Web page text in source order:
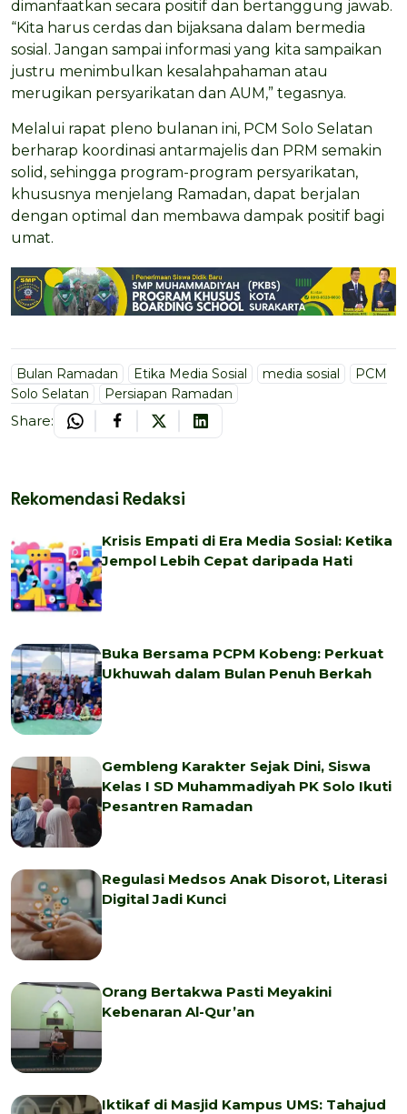
dimanfaatkan secara positif dan bertanggung jawab.
“Kita harus cerdas dan bijaksana dalam bermedia
sosial. Jangan sampai informasi yang kita sampaikan
justru menimbulkan kesalahpahaman atau
merugikan persyarikatan dan AUM,” tegasnya.
Melalui rapat pleno bulanan ini, PCM Solo Selatan
berharap koordinasi antarmajelis dan PRM semakin
solid, sehingga program-program persyarikatan,
khususnya menjelang Ramadan, dapat berjalan
dengan optimal dan membawa dampak positif bagi
umat.
Bulan Ramadan Etika Media Sosial media sosial
PCM
Solo Selatan
Persiapan Ramadan
Share:
Rekomendasi Redaksi
Krisis Empati di Era Media Sosial: Ketika
Jempol Lebih Cepat daripada Hati
Buka Bersama PCPM Kobeng: Perkuat
Ukhuwah dalam Bulan Penuh Berkah
Gembleng Karakter Sejak Dini, Siswa
Kelas I SD Muhammadiyah PK Solo Ikuti
Pesantren Ramadan
Regulasi Medsos Anak Disorot, Literasi
Digital Jadi Kunci
Orang Bertakwa Pasti Meyakini
Kebenaran Al-Qur’an
Iktikaf di Masjid Kampus UMS: Tahajud